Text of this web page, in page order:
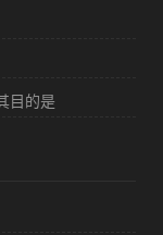
目的是